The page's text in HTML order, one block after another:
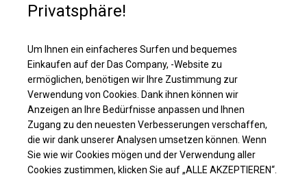
Plane ändern
KONSTRUKTION
SUMMER
Privatsphäre!
Um Ihnen ein einfacheres Surfen und bequemes
Einkaufen auf der Das Company, -Website zu
ermöglichen, benötigen wir Ihre Zustimmung zur
Verwendung von Cookies. Dank ihnen können wir
Anzeigen an Ihre Bedürfnisse anpassen und Ihnen
Zugang zu den neuesten Verbesserungen verschaffen,
die wir dank unserer Analysen umsetzen können. Wenn
Sie wie wir Cookies mögen und der Verwendung aller
Cookies zustimmen, klicken Sie auf „ALLE AKZEPTIEREN“.